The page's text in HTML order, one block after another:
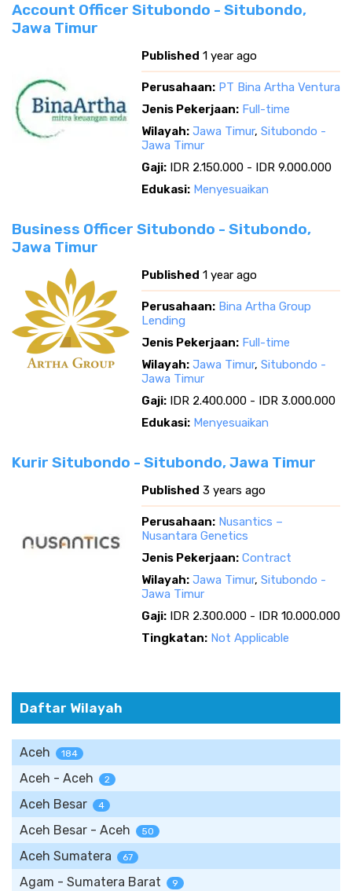
Account Officer Situbondo - Situbondo,
Jawa Timur
Published 1 year ago
Perusahaan: PT Bina Artha Ventura
Jenis Pekerjaan: Full-time
Wilayah: Jawa Timur, Situbondo -
Jawa Timur
Gaji: IDR 2.150.000 - IDR 9.000.000
Edukasi: Menyesuaikan
Business Officer Situbondo - Situbondo,
Jawa Timur
Published 1 year ago
Perusahaan: Bina Artha Group
Lending
Jenis Pekerjaan: Full-time
Wilayah: Jawa Timur, Situbondo -
Jawa Timur
Gaji: IDR 2.400.000 - IDR 3.000.000
Edukasi: Menyesuaikan
Kurir Situbondo - Situbondo, Jawa Timur
Published 3 years ago
Perusahaan: Nusantics –
Nusantara Genetics
Jenis Pekerjaan: Contract
Wilayah: Jawa Timur, Situbondo -
Jawa Timur
Gaji: IDR 2.300.000 - IDR 10.000.000
Tingkatan: Not Applicable
Daftar Wilayah
Aceh 184
Aceh - Aceh 2
Aceh Besar 4
Aceh Besar - Aceh 50
Aceh Sumatera 67
Agam - Sumatera Barat 9